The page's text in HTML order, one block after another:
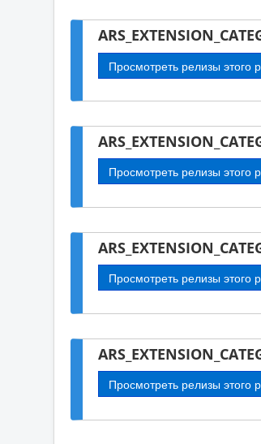
Просмотреть релизы этого
Просмотреть релизы этого
Просмотреть релизы этого
Просмотреть релизы этого